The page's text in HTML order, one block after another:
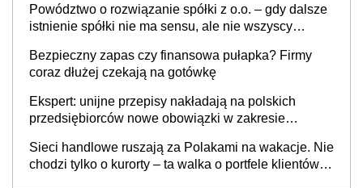
Powództwo o rozwiązanie spółki z o.o. – gdy dalsze
istnienie spółki nie ma sensu, ale nie wszyscy
Bezpieczny zapas czy finansowa pułapka? Firmy
coraz dłużej czekają na gotówkę
Ekspert: unijne przepisy nakładają na polskich
przedsiębiorców nowe obowiązki w zakresie
Sieci handlowe ruszają za Polakami na wakacje. Nie
chodzi tylko o kurorty – ta walka o portfele klientów